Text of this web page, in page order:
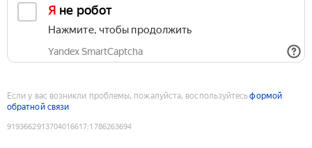
Я не робот
Нажмите, чтобы продолжить
Yandex SmartCaptcha
Если у вас возникли проблемы, пожалуйста, воспользуйтесьформой
обратной связи
9193662913704016617:1786263694